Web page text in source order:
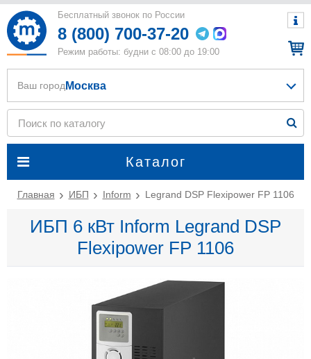
Бесплатный звонок по России
8 (800) 700-37-20
Режим работы: будни с 08:00 до 19:00
Каталог
Ваш город Москва
Главная ИБП Inform Legrand DSP Flexipower FP 1106
ИБП 6 кВт Inform Legrand DSP
Flexipower FP 1106